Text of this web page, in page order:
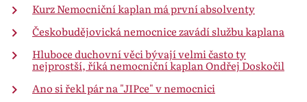
Kurz Nemocniční kaplan má první absolventy
Českobudějovická nemocnice zavádí službu kaplana
Hluboce duchovní věci bývají velmi často ty
nejprostší, říká nemocniční kaplan Ondřej Doskočil
Ano si řekl pár na "JIPce" v nemocnici